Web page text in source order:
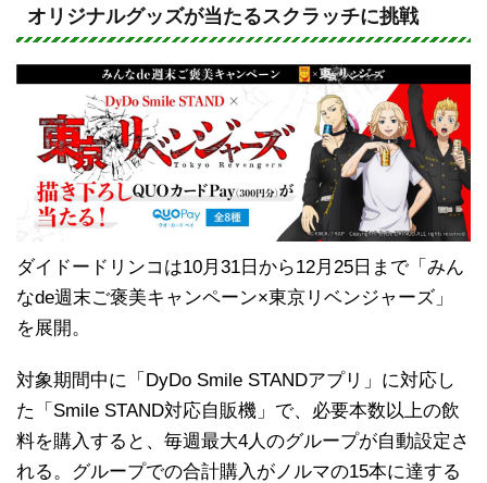
e
c
e
b
o
o
k
オリジナルグッズが当たるスクラッチに挑戦
ダイドードリンコは10月31日から12月25日まで「みん
なde週末ご褒美キャンペーン×東京リベンジャーズ」
を展開。
対象期間中に「DyDo Smile STANDアプリ」に対応し
た「Smile STAND対応自販機」で、必要本数以上の飲
料を購入すると、毎週最大4人のグループが自動設定さ
れる。グループでの合計購入がノルマの15本に達する